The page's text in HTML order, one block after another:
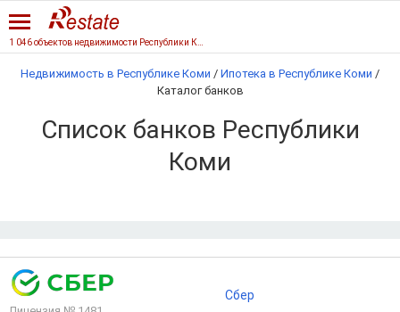
Недвижимость в Республике Коми / Ипотека в Республике Коми /
Каталог банков
Список банков Республики
Коми
Сбер